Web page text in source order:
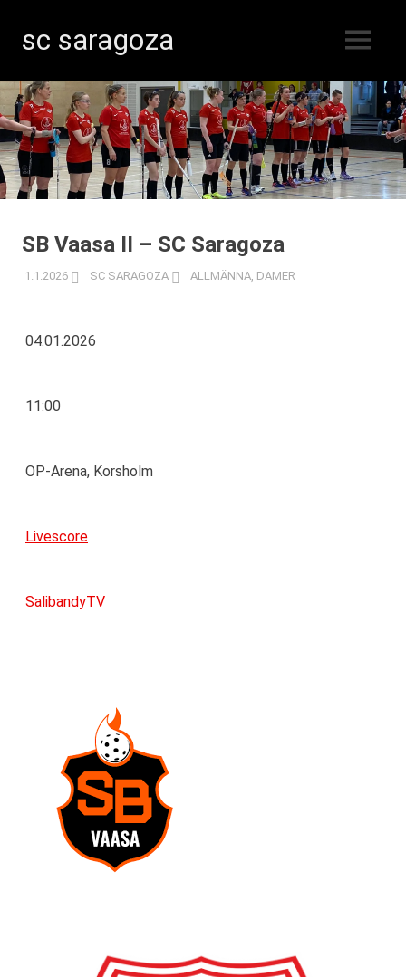
Hoppa
till
innehåll
sc saragoza
i
Kristinestad
sedan
1996
MENY
SB Vaasa II – SC Saragoza
1.1.2026 SC SARAGOZA ALLMÄNNA, DAMER
04.01.2026
11:00
OP-Arena, Korsholm
Livescore
SalibandyTV